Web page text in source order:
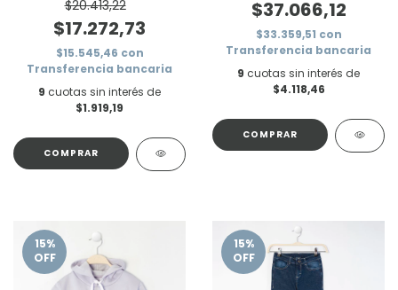
$20.413,22
$17.272,73
$15.545,46 con
Transferencia bancaria
9 cuotas sin interés de
$1.919,19
COMPRAR
$37.066,12
$33.359,51 con
Transferencia bancaria
9 cuotas sin interés de
$4.118,46
COMPRAR
15%
OFF
15%
OFF